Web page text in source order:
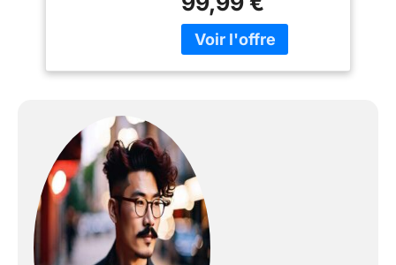
active/désactivée. La air
styler comprend un
sèche - cheveux , fer à
des boucles. Air Styler 7
en 1 - Équipé de 3
réglages de température
et 3 réglages de Vitesse
du vent. 1. basse
temperature, idéal pour